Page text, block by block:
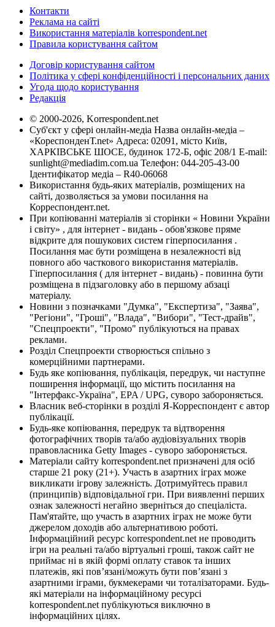
Контакти
Реклама на сайті
Використання матеріалів korrespondent.net
Правила користування сайтом
Договір користування сайтом
Політика у сфері конфіденційності і персональних даних
Угода щодо користування
Редакція
© 2000-2026, Korrespondent.net
Суб'єкт у сфері онлайн-медіа Назва онлайн-медіа –
«КореспонденТ.net» Адреса: 02091, місто Київ,
ХАРКІВСЬКЕ ШОСЕ, будинок 172-Б, офіс 208/1 E-mail:
sunlight@mediadim.com.ua Телефон: 044-205-43-00
Ідентифікатор медіа – R40-06068
Використання будь-яких матеріалів, розміщених на
сайті, дозволяється за умови посилання на
Корреспондент.net.
При копіюванні матеріалів зі сторінки « Новини України
і світу» , для інтернет - видань - обов'язкове пряме
відкрите для пошукових систем гіперпосилання .
Посилання має бути розміщена в незалежності від
повного або часткового використання матеріалів.
Гіперпосилання ( для інтернет - видань) - повинна бути
розміщена в підзаголовку або в першому абзаці
матеріалу.
Новини з позначками "Думка", "Експертиза", "Заява",
"Регіони", "Гроші", "Влада", "Вибори", "Тест-драйв",
"Спецпроекти", "Промо" публікуються на правах
реклами.
Розділ Спецпроекти створюється спільно з
комерційними партнерами.
Будь яке копіювання, публікація, передрук, чи наступне
поширення інформації, що містить посилання на
"Інтерфакс-Україна", EPA / UPG, суворо забороняється.
Власник веб-сторінки в розділі Я-Корреспондент є автор
публікації.
Будь-яке копіювання, передрук та відтворення
фотографічних творів та/або аудіовізуальних творів
правовласника Getty Images - суворо забороняється.
Матеріали сайту korrespondent.net призначені для осіб
старше 21 року (21+). Участь в азартних іграх може
викликати ігрову залежність. Дотримуйтесь правил
(принципів) відповідальної гри. При виявленні перших
ознак залежності негайно зверніться до спеціаліста.
Пам'ятайте, що участь в азартних іграх не може бути
джерелом доходів або альтернативою роботі.
Інформаційний ресурс korrespondent.net не проводить
ігри на реальні та/або віртуальні гроші, також сайт не
приймає ні в якій формі оплату ставок та інших
платежів, які пов’язані/можуть бути пов’язані з
азартними іграми, букмекерами чи тоталізаторами. Будь-
які матеріали на інформаційному ресурсі
korrespondent.net публікуються виключно в
інформаційних цілях.